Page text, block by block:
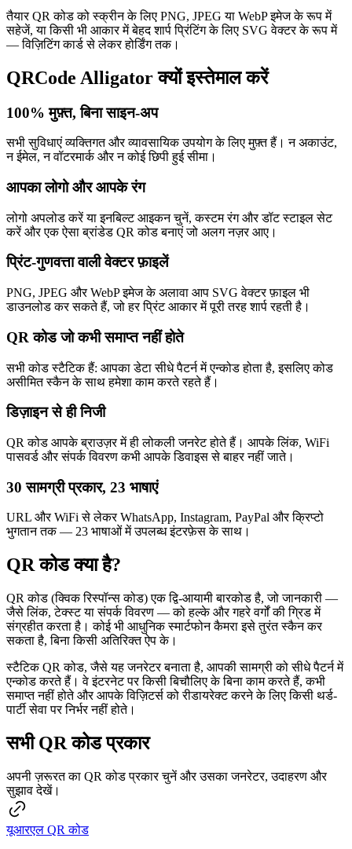
तैयार QR कोड को स्क्रीन के लिए PNG, JPEG या WebP इमेज के रूप में
सहेजें, या किसी भी आकार में बेहद शार्प प्रिंटिंग के लिए SVG वेक्टर के रूप में
— विज़िटिंग कार्ड से लेकर होर्डिंग तक।
QRCode Alligator क्यों इस्तेमाल करें
100% मुफ़्त, बिना साइन-अप
सभी सुविधाएं व्यक्तिगत और व्यावसायिक उपयोग के लिए मुफ़्त हैं। न अकाउंट,
न ईमेल, न वॉटरमार्क और न कोई छिपी हुई सीमा।
आपका लोगो और आपके रंग
लोगो अपलोड करें या इनबिल्ट आइकन चुनें, कस्टम रंग और डॉट स्टाइल सेट
करें और एक ऐसा ब्रांडेड QR कोड बनाएं जो अलग नज़र आए।
प्रिंट-गुणवत्ता वाली वेक्टर फ़ाइलें
PNG, JPEG और WebP इमेज के अलावा आप SVG वेक्टर फ़ाइल भी
डाउनलोड कर सकते हैं, जो हर प्रिंट आकार में पूरी तरह शार्प रहती है।
QR कोड जो कभी समाप्त नहीं होते
सभी कोड स्टैटिक हैं: आपका डेटा सीधे पैटर्न में एन्कोड होता है, इसलिए कोड
असीमित स्कैन के साथ हमेशा काम करते रहते हैं।
डिज़ाइन से ही निजी
QR कोड आपके ब्राउज़र में ही लोकली जनरेट होते हैं। आपके लिंक, WiFi
पासवर्ड और संपर्क विवरण कभी आपके डिवाइस से बाहर नहीं जाते।
30 सामग्री प्रकार, 23 भाषाएं
URL और WiFi से लेकर WhatsApp, Instagram, PayPal और क्रिप्टो
भुगतान तक — 23 भाषाओं में उपलब्ध इंटरफ़ेस के साथ।
QR कोड क्या है?
QR कोड (क्विक रिस्पॉन्स कोड) एक द्वि-आयामी बारकोड है, जो जानकारी —
जैसे लिंक, टेक्स्ट या संपर्क विवरण — को हल्के और गहरे वर्गों की ग्रिड में
संग्रहीत करता है। कोई भी आधुनिक स्मार्टफोन कैमरा इसे तुरंत स्कैन कर
सकता है, बिना किसी अतिरिक्त ऐप के।
स्टैटिक QR कोड, जैसे यह जनरेटर बनाता है, आपकी सामग्री को सीधे पैटर्न में
एन्कोड करते हैं। वे इंटरनेट पर किसी बिचौलिए के बिना काम करते हैं, कभी
समाप्त नहीं होते और आपके विज़िटर्स को रीडायरेक्ट करने के लिए किसी थर्ड-
पार्टी सेवा पर निर्भर नहीं होते।
सभी QR कोड प्रकार
अपनी ज़रूरत का QR कोड प्रकार चुनें और उसका जनरेटर, उदाहरण और
सुझाव देखें।
यूआरएल QR कोड